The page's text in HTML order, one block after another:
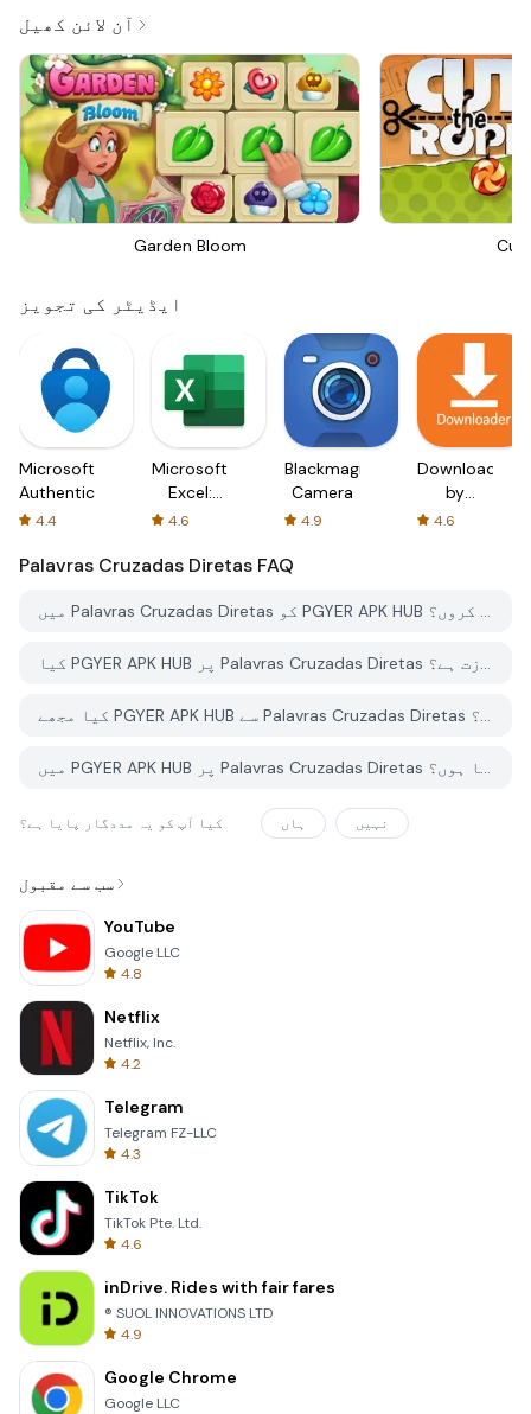
آن لائن کھیل
Garden Bloom Cut
ایڈیٹر کی تجویز
Microsoft
Authenticator
4.4
Microsoft
Excel:
Spreadsheets
4.6
Blackmagic
Camera
4.9
Downloader
by
AFTVnews
4.6
Palavras Cruzadas Diretas FAQ
میں Palavras Cruzadas Diretas کو PGYER APK HUB سے کیسے ڈاؤن لوڈ کروں؟
کیا PGYER APK HUB پر Palavras Cruzadas Diretas کو مفت ڈاؤن لوڈ کرنے کی اجازت ہے؟
کیا مجھے PGYER APK HUB سے Palavras Cruzadas Diretas ڈاؤن لوڈ کرنے کے لئے اکاؤنٹ کی ضرورت ہے؟
میں PGYER APK HUB پر Palavras Cruzadas Diretas کے ساتھ کوئی مسئلہ کیسے رپورٹ کرسکتا ہوں؟
کیا آپ کو یہ مددگار پایا ہے؟ ہاں نہیں
سب سے مقبول
YouTube
Google LLC
4.8
Netflix
Netflix, Inc.
4.2
Telegram
Telegram FZ-LLC
4.3
TikTok
TikTok Pte. Ltd.
4.6
inDrive. Rides with fair fares
® SUOL INNOVATIONS LTD
4.9
Google Chrome
Google LLC